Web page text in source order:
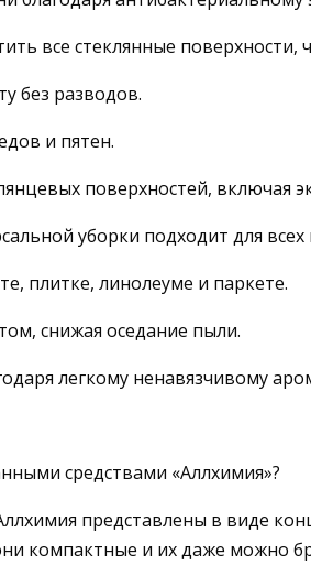
все стеклянные поверхности,
без разводов.
и пятен.
поверхностей, включая
уборки подходит для
плитке, линолеуме и паркете.
снижая оседание пыли.
легкому ненавязчивому
средствами «Аллхимия»?
представлены в виде
компактные и их даже можно